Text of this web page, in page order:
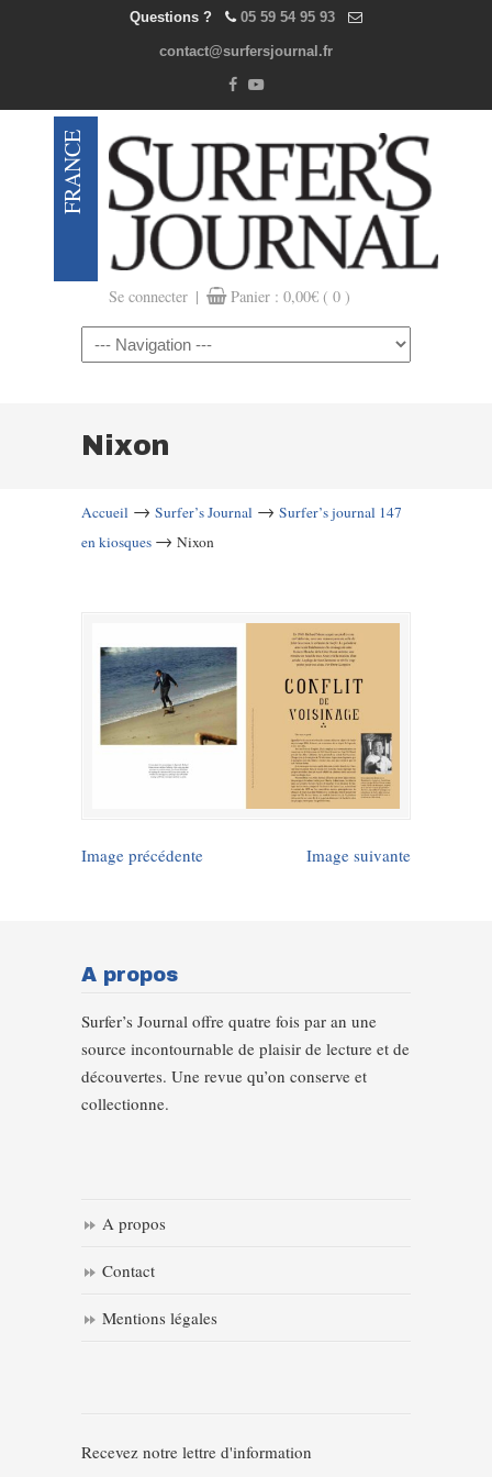
Questions ? 05 59 54 95 93
contact@surfersjournal.fr
Se connecter | Panier : 0,00€ ( 0 )
Navigation
Nixon
Accueil → Surfer’s Journal → Surfer’s journal 147
en kiosques → Nixon
Image précédente Image suivante
A propos
Surfer’s Journal offre quatre fois par an une
source incontournable de plaisir de lecture et de
découvertes. Une revue qu’on conserve et
collectionne.
A propos
Contact
Mentions légales
Recevez notre lettre d'information